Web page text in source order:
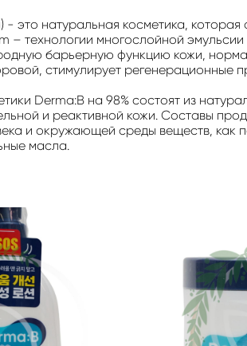
- это натуральная косметика,
– технологии многослойной
барьерную функцию кожи,
стимулирует регенерационные
Derma:B на 98% состоят из
и реактивной кожи. Составы
и окружающей среды веществ, как
масла.